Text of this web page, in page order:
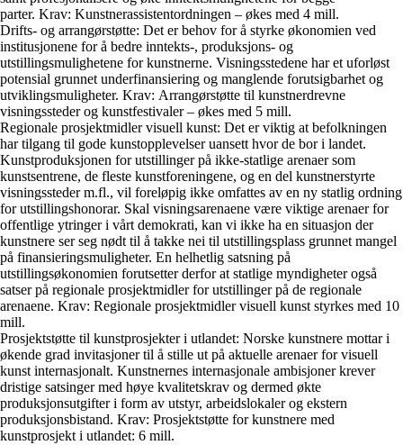
parter. Krav: Kunstnerassistentordningen – økes med 4 mill.
Drifts- og arrangørstøtte: Det er behov for å styrke økonomien ved
institusjonene for å bedre inntekts-, produksjons- og
utstillingsmulighetene for kunstnerne. Visningsstedene har et uforløst
potensial grunnet underfinansiering og manglende forutsigbarhet og
utviklingsmuligheter. Krav: Arrangørstøtte til kunstnerdrevne
visningssteder og kunstfestivaler – økes med 5 mill.
Regionale prosjektmidler visuell kunst: Det er viktig at befolkningen
har tilgang til gode kunstopplevelser uansett hvor de bor i landet.
Kunstproduksjonen for utstillinger på ikke-statlige arenaer som
kunstsentrene, de fleste kunstforeningene, og en del kunstnerstyrte
visningssteder m.fl., vil foreløpig ikke omfattes av en ny statlig ordning
for utstillingshonorar. Skal visningsarenaene være viktige arenaer for
offentlige ytringer i vårt demokrati, kan vi ikke ha en situasjon der
kunstnere ser seg nødt til å takke nei til utstillingsplass grunnet mangel
på finansieringsmuligheter. En helhetlig satsning på
utstillingsøkonomien forutsetter derfor at statlige myndigheter også
satser på regionale prosjektmidler for utstillinger på de regionale
arenaene. Krav: Regionale prosjektmidler visuell kunst styrkes med 10
mill.
Prosjektstøtte til kunstprosjekter i utlandet: Norske kunstnere mottar i
økende grad invitasjoner til å stille ut på aktuelle arenaer for visuell
kunst internasjonalt. Kunstnernes internasjonale ambisjoner krever
dristige satsinger med høye kvalitetskrav og dermed økte
produksjonsutgifter i form av utstyr, arbeidslokaler og ekstern
produksjonsbistand. Krav: Prosjektstøtte for kunstnere med
kunstprosjekt i utlandet: 6 mill.